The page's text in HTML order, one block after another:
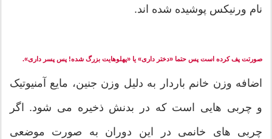
نام ورنیکس پوشیده شده اند.
صورتت پف کرده است پس حتما «دختر داری» یا «پهلوهایت بزرگ شده! پس پسر داری».
اضافه وزن خانم باردار به دلیل وزن جنین، مایع آمنیوتیک
و چربی هایی است که در بدنش ذخیره می شود. اگر
چربی های خانمی در این دوران به صورت موضعی